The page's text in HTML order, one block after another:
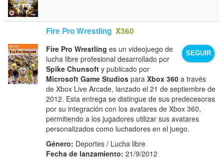
Fire Pro Wrestling X360
SEGUIR
Fire Pro Wrestling es un videojuego de
lucha libre profesional desarrollado por
Spike Chunsoft y publicado por
Microsoft Game Studios paraXbox 360 a través
de Xbox Live Arcade, lanzado el 21 de septiembre de
2012. Esta entrega se distingue de sus predecesoras
por su integración con los avatares de Xbox 360,
permitiendo a los jugadores utilizar sus avatares
personalizados como luchadores en el juego.
Género: Deportes / Lucha libre
Fecha de lanzamiento: 21/9/2012